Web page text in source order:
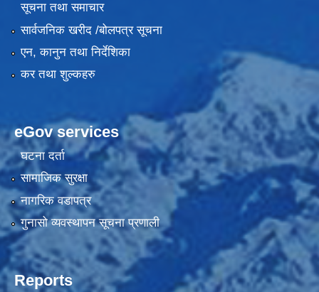
सूचना तथा समाचार
सार्वजनिक खरीद /बोलपत्र सूचना
एन, कानुन तथा निर्देशिका
कर तथा शुल्कहरु
eGov services
घटना दर्ता
सामाजिक सुरक्षा
नागरिक वडापत्र
गुनासो व्यवस्थापन सूचना प्रणाली
Reports